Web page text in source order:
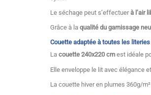
Le séchage peut s’effectuerà l’air
Grâce à la qualité du garnissage
Couette adaptée à toutes les
La couette 240x220 cm est idéale
Elle enveloppe le lit avec élégance
La couette hiver en plumes 360g/